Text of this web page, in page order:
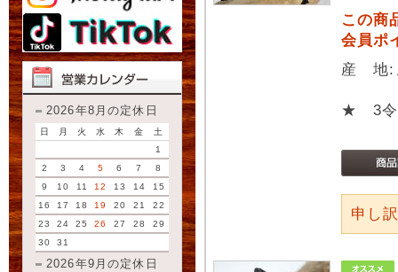
2026年8月の定休日
日 月 火 水 木 金
土
1
2
3 4 5 6 7
8
9
10 11 12 13 14
15
16
17 18 19 20 21
22
23
24 25 26 27 28
29
30
31
2026年9月の定休日
この商
会員ポ
産 地:
★ 3令
申し